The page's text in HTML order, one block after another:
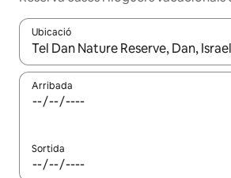
Ubicació
Quan els resultats estiguin
Arribada
Sortida